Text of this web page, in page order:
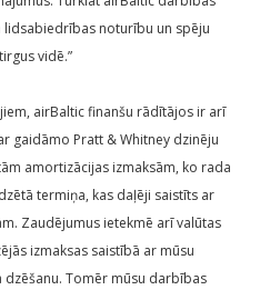
noturību un spēju
vidē.”
airBaltic finanšu rādītājos ir arī
gaidāmo Pratt & Whitney dzinēju
amortizācijas izmaksām, ko rada
termiņa, kas daļēji saistīts ar
Zaudējumus ietekmē arī valūtas
izmaksas saistībā ar mūsu
Tomēr mūsu darbības